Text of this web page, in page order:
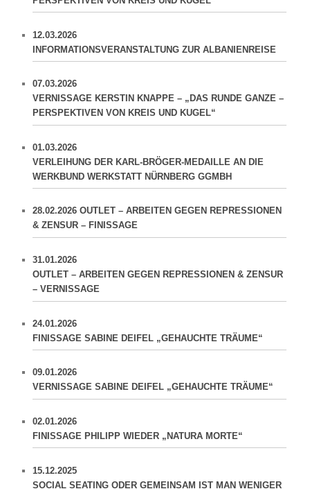
12.03.2026
INFORMATIONSVERANSTALTUNG ZUR ALBANIENREISE
07.03.2026
VERNISSAGE KERSTIN KNAPPE – „DAS RUNDE GANZE –
PERSPEKTIVEN VON KREIS UND KUGEL“
01.03.2026
VERLEIHUNG DER KARL-BRÖGER-MEDAILLE AN DIE
WERKBUND WERKSTATT NÜRNBERG GGMBH
28.02.2026 OUTLET – ARBEITEN GEGEN REPRESSIONEN
& ZENSUR – FINISSAGE
31.01.2026
OUTLET – ARBEITEN GEGEN REPRESSIONEN & ZENSUR
– VERNISSAGE
24.01.2026
FINISSAGE SABINE DEIFEL „GEHAUCHTE TRÄUME“
09.01.2026
VERNISSAGE SABINE DEIFEL „GEHAUCHTE TRÄUME“
02.01.2026
FINISSAGE PHILIPP WIEDER „NATURA MORTE“
15.12.2025
SOCIAL SEATING ODER GEMEINSAM IST MAN WENIGER